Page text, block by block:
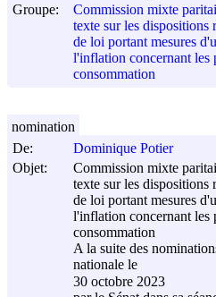
Groupe:
Commission mixte
texte sur les dispositions
de loi portant mesures
l'inflation concernant les
consommation
De:
Dominique Potier
Objet:
Commission mixte
texte sur les dispositions
de loi portant mesures
l'inflation concernant les
consommation
A la suite des
nationale le
30 octobre 2023
nomination